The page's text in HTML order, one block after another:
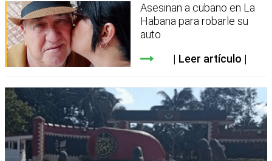
Asesinan a cubano en La
Habana para robarle su
auto
Leer artículo